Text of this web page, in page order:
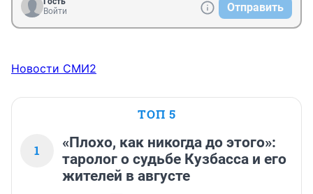
дефициту туристической индустрии в размере 64
миллиардов долларов... Тарифы, которые страны
большинство из которых живут в округах,
Войти
Отправить
Новости СМИ2
ТОП 5
1
«Плохо, как никогда до этого»:
таролог о судьбе Кузбасса и его
жителей в августе